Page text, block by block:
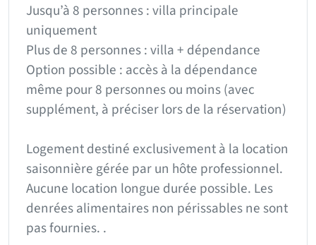
Jusqu’à 8 personnes : villa principale
uniquement
Plus de 8 personnes : villa + dépendance
Option possible : accès à la dépendance
même pour 8 personnes ou moins (avec
supplément, à préciser lors de la réservation)
Logement destiné exclusivement à la location
saisonnière gérée par un hôte professionnel.
Aucune location longue durée possible. Les
denrées alimentaires non périssables ne sont
pas fournies. .